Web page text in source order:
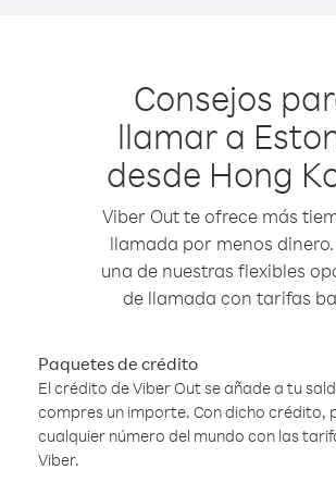
Consejos
llamar a
desde Hong
Viber Out te ofrece más
llamada por menos dinero.
una de nuestras flexibles
de llamada con tarifas
Paquetes de crédito
El crédito de Viber Out se añade a tu
compres un importe. Con dicho crédito,
cualquier número del mundo con las
Viber.